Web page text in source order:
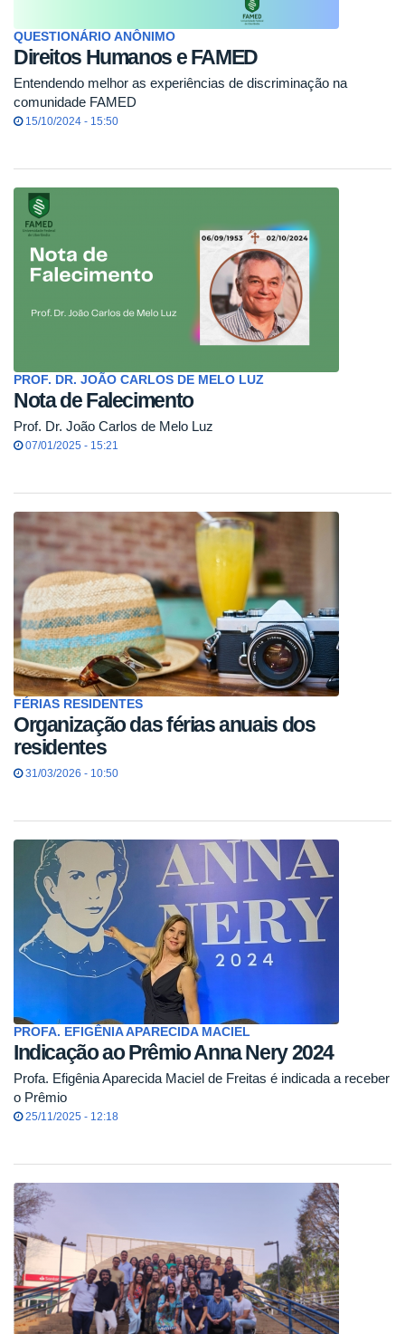
QUESTIONÁRIO ANÔNIMO
Direitos Humanos e FAMED
Entendendo melhor as experiências de discriminação na
comunidade FAMED
15/10/2024 - 15:50
PROF. DR. JOÃO CARLOS DE MELO LUZ
Nota de Falecimento
Prof. Dr. João Carlos de Melo Luz
07/01/2025 - 15:21
FÉRIAS RESIDENTES
Organização das férias anuais dos
residentes
31/03/2026 - 10:50
PROFA. EFIGÊNIA APARECIDA MACIEL
Indicação ao Prêmio Anna Nery 2024
Profa. Efigênia Aparecida Maciel de Freitas é indicada a receber
o Prêmio
25/11/2025 - 12:18